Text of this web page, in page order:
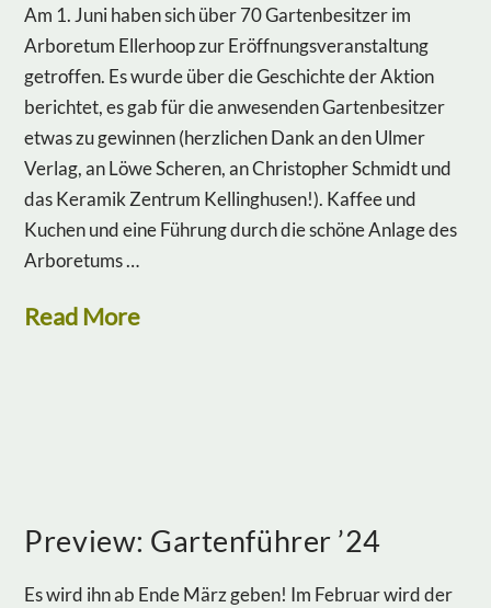
Am 1. Juni haben sich über 70 Gartenbesitzer im
Arboretum Ellerhoop zur Eröffnungsveranstaltung
getroffen. Es wurde über die Geschichte der Aktion
berichtet, es gab für die anwesenden Gartenbesitzer
etwas zu gewinnen (herzlichen Dank an den Ulmer
Verlag, an Löwe Scheren, an Christopher Schmidt und
das Keramik Zentrum Kellinghusen!). Kaffee und
Kuchen und eine Führung durch die schöne Anlage des
Arboretums …
Read More
Preview: Gartenführer ’24
Es wird ihn ab Ende März geben! Im Februar wird der